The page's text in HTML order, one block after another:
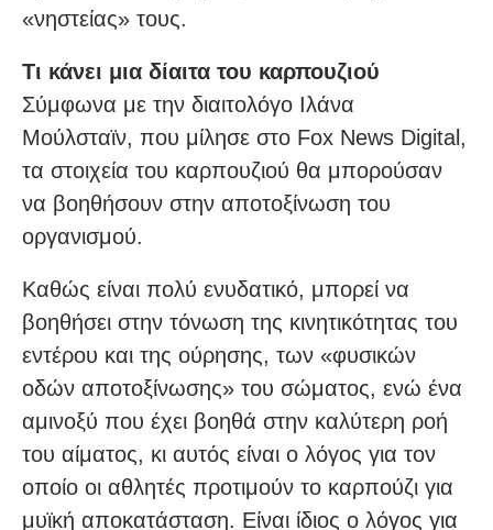
«νηστείας» τους.
Τι κάνει μια δίαιτα του καρπουζιού
Σύμφωνα με την διαιτολόγο Ιλάνα
Μούλσταϊν, που μίλησε στο Fox News Digital,
τα στοιχεία του καρπουζιού θα μπορούσαν
να βοηθήσουν στην αποτοξίνωση του
οργανισμού.
Καθώς είναι πολύ ενυδατικό, μπορεί να
βοηθήσει στην τόνωση της κινητικότητας του
εντέρου και της ούρησης, των «φυσικών
οδών αποτοξίνωσης» του σώματος, ενώ ένα
αμινοξύ που έχει βοηθά στην καλύτερη ροή
του αίματος, κι αυτός είναι ο λόγος για τον
οποίο οι αθλητές προτιμούν το καρπούζι για
μυϊκή αποκατάσταση. Είναι ίδιος ο λόγος για